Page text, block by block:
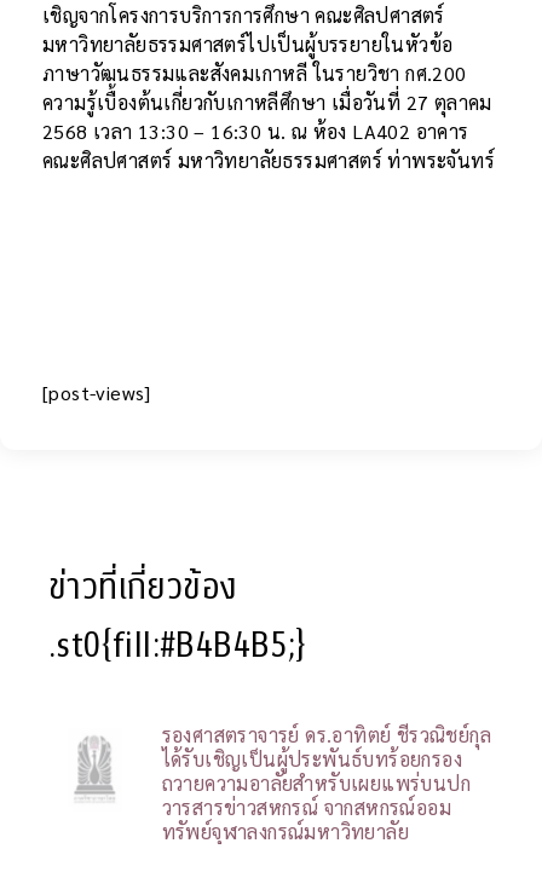
เชิญจากโครงการบริการการศึกษา คณะศิลปศาสตร์
มหาวิทยาลัยธรรมศาสตร์ไปเป็นผู้บรรยายในหัวข้อ
ภาษาวัฒนธรรมและสังคมเกาหลี ในรายวิชา กศ.200
ความรู้เบื้องต้นเกี่ยวกับเกาหลีศึกษา เมื่อวันที่ 27 ตุลาคม
2568 เวลา 13:30 – 16:30 น. ณ ห้อง LA402 อาคาร
คณะศิลปศาสตร์ มหาวิทยาลัยธรรมศาสตร์ ท่าพระจันทร์
[post-views]
ข่าวที่เกี่ยวข้อง
.st0{fill:#B4B4B5;}
รองศาสตราจารย์ ดร.อาทิตย์ ชีรวณิชย์กุล
ได้รับเชิญเป็นผู้ประพันธ์บทร้อยกรอง
ถวายความอาลัยสำหรับเผยแพร่บนปก
วารสารข่าวสหกรณ์ จากสหกรณ์ออม
ทรัพย์จุฬาลงกรณ์มหาวิทยาลัย